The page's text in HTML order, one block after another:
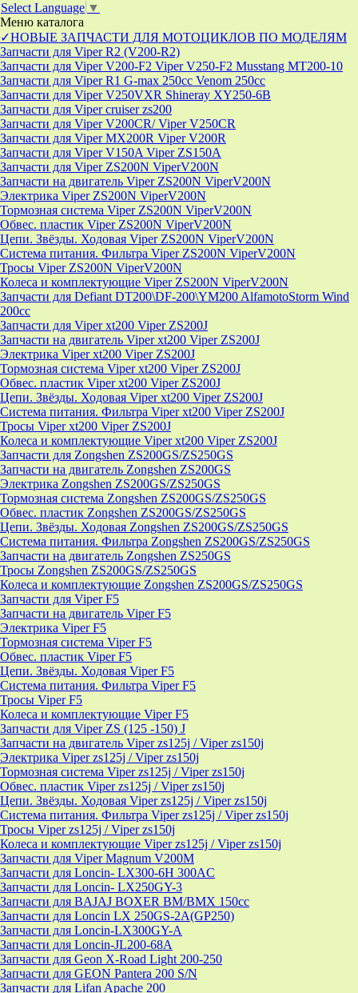
Select Language ▼
Меню каталога
✓НОВЫЕ ЗАПЧАСТИ ДЛЯ МОТОЦИКЛОВ ПО МОДЕЛЯМ
Запчасти для Viper R2 (V200-R2)
Запчасти для Viper V200-F2 Viper V250-F2 Musstang MT200-10
Запчасти для Viper R1 G-max 250cc Venom 250cc
Запчасти для Viper V250VXR Shineray XY250-6B
Запчасти для Viper cruiser zs200
Запчасти для Viper V200CR/ Viper V250CR
Запчасти для Viper MX200R Viper V200R
Запчасти для Viper V150A Viper ZS150A
Запчасти для Viper ZS200N ViperV200N
Запчасти на двигатель Viper ZS200N ViperV200N
Электрика Viper ZS200N ViperV200N
Тормозная система Viper ZS200N ViperV200N
Обвес. пластик Viper ZS200N ViperV200N
Цепи. Звёзды. Ходовая Viper ZS200N ViperV200N
Система питания. Фильтра Viper ZS200N ViperV200N
Тросы Viper ZS200N ViperV200N
Колеса и комплектующие Viper ZS200N ViperV200N
Запчасти для Defiant DT200\DF-200\YM200 AlfamotoStorm Wind
200cc
Запчасти для Viper xt200 Viper ZS200J
Запчасти на двигатель Viper xt200 Viper ZS200J
Электрика Viper xt200 Viper ZS200J
Тормозная система Viper xt200 Viper ZS200J
Обвес. пластик Viper xt200 Viper ZS200J
Цепи. Звёзды. Ходовая Viper xt200 Viper ZS200J
Система питания. Фильтра Viper xt200 Viper ZS200J
Тросы Viper xt200 Viper ZS200J
Колеса и комплектующие Viper xt200 Viper ZS200J
Запчасти для Zongshen ZS200GS/ZS250GS
Запчасти на двигатель Zongshen ZS200GS
Электрика Zongshen ZS200GS/ZS250GS
Тормозная система Zongshen ZS200GS/ZS250GS
Обвес. пластик Zongshen ZS200GS/ZS250GS
Цепи. Звёзды. Ходовая Zongshen ZS200GS/ZS250GS
Система питания. Фильтра Zongshen ZS200GS/ZS250GS
Запчасти на двигатель Zongshen ZS250GS
Тросы Zongshen ZS200GS/ZS250GS
Колеса и комплектующие Zongshen ZS200GS/ZS250GS
Запчасти для Viper F5
Запчасти на двигатель Viper F5
Электрика Viper F5
Тормозная система Viper F5
Обвес. пластик Viper F5
Цепи. Звёзды. Ходовая Viper F5
Система питания. Фильтра Viper F5
Тросы Viper F5
Колеса и комплектующие Viper F5
Запчасти для Viper ZS (125 -150) J
Запчасти на двигатель Viper zs125j / Viper zs150j
Электрика Viper zs125j / Viper zs150j
Тормозная система Viper zs125j / Viper zs150j
Обвес. пластик Viper zs125j / Viper zs150j
Цепи. Звёзды. Ходовая Viper zs125j / Viper zs150j
Система питания. Фильтра Viper zs125j / Viper zs150j
Тросы Viper zs125j / Viper zs150j
Колеса и комплектующие Viper zs125j / Viper zs150j
Запчасти для Viper Magnum V200M
Запчасти для Loncin- LX300-6H 300AC
Запчасти для Loncin- LX250GY-3
Запчасти для BAJAJ BOXER BM/ВМX 150cc
Запчасти для Loncin LX 250GS-2A(GP250)
Запчасти для Loncin-LX300GY-A
Запчасти для Loncin-JL200-68A
Запчасти для Geon X-Road Light 200-250
Запчасти для GEON Pantera 200 S/N
Запчасти для Lifan Apache 200